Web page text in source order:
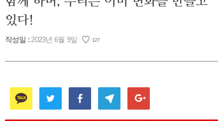
있다!
작성일 : 2023년 6월 9일 127